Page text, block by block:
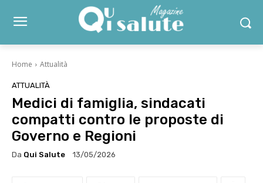
Home Attualità
ATTUALITÀ
Medici di famiglia, sindacati
compatti contro le proposte di
Governo e Regioni
Da Qui Salute 13/05/2026